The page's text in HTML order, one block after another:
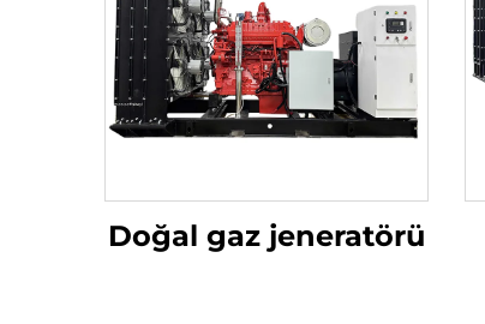
Doğal gaz jeneratörü